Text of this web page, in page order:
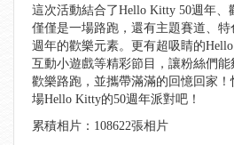
這次活動結合了Hello Kitty 50週年、
僅僅是一場路跑，還有主題賽道、
週年的歡樂元素。更有超吸睛的
互動小遊戲等精彩節目，讓粉絲們
歡樂路跑，並攜帶滿滿的回憶回家
場Hello Kitty的50週年派對吧！
累積相片：108622張相片